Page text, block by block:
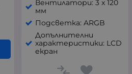
Вентилатори: 3 x 120
мм
Подсветка: ARGB
Допълнителни
характеристики: LCD
екран